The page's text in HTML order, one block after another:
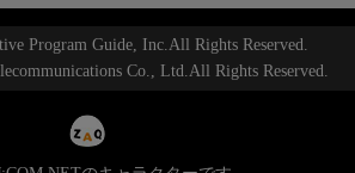
Program Guide, Inc.All Rights Reserved.
Co., Ltd.All Rights Reserved.